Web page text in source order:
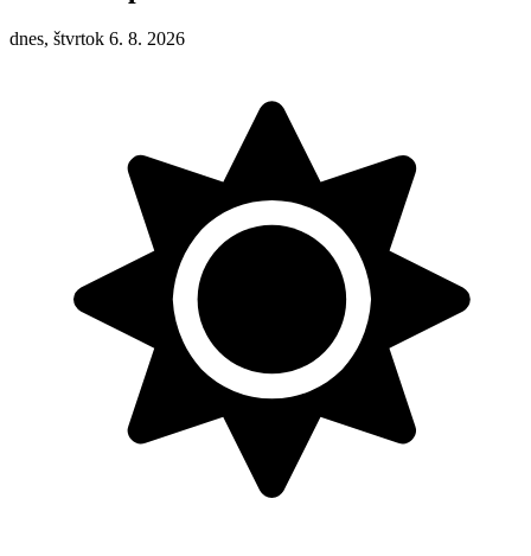
dnes, štvrtok 6. 8. 2026